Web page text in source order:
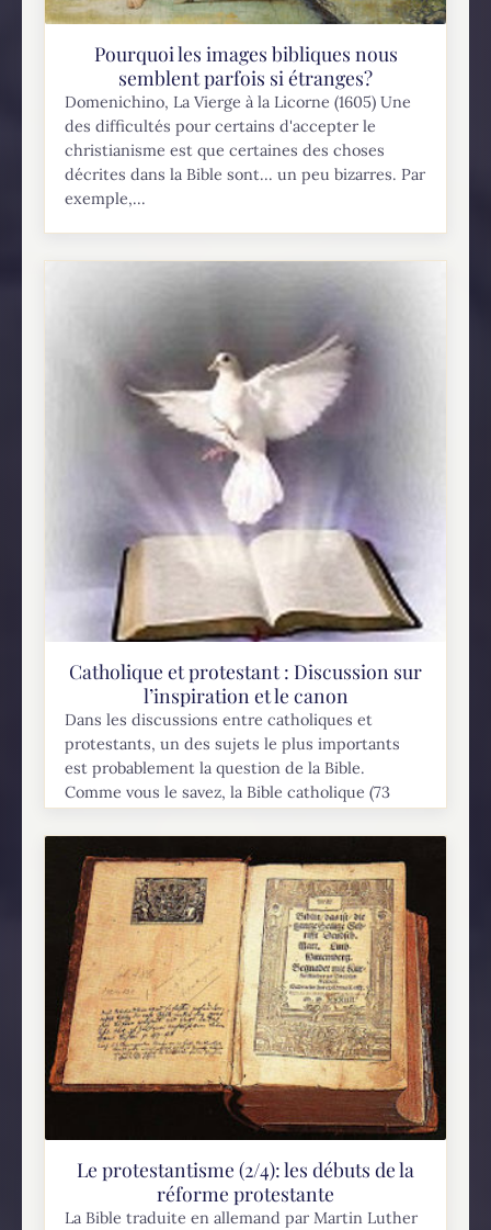
Pourquoi les images bibliques nous
semblent parfois si étranges?
Domenichino, La Vierge à la Licorne (1605) Une
des difficultés pour certains d'accepter le
christianisme est que certaines des choses
décrites dans la Bible sont... un peu bizarres. Par
exemple,...
Catholique et protestant : Discussion sur
l’inspiration et le canon
Dans les discussions entre catholiques et
protestants, un des sujets le plus importants
est probablement la question de la Bible.
Comme vous le savez, la Bible catholique (73
Le protestantisme (2/4): les débuts de la
réforme protestante
La Bible traduite en allemand par Martin Luther